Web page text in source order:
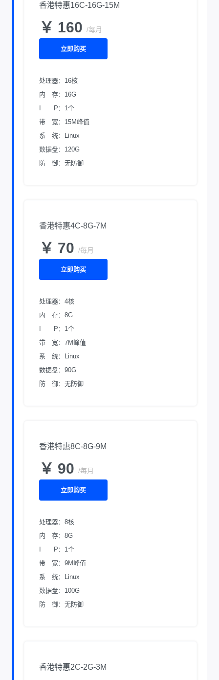
香港特惠16C-16G-15M
￥ 160 /每月
立即购买
处理器：16核
内 存：16G
I P：1个
带 宽：15M峰值
系 统：Linux
数据盘：120G
防 御：无防御
香港特惠4C-8G-7M
￥ 70 /每月
立即购买
处理器：4核
内 存：8G
I P：1个
带 宽：7M峰值
系 统：Linux
数据盘：90G
防 御：无防御
香港特惠8C-8G-9M
￥ 90 /每月
立即购买
处理器：8核
内 存：8G
I P：1个
带 宽：9M峰值
系 统：Linux
数据盘：100G
防 御：无防御
香港特惠2C-2G-3M